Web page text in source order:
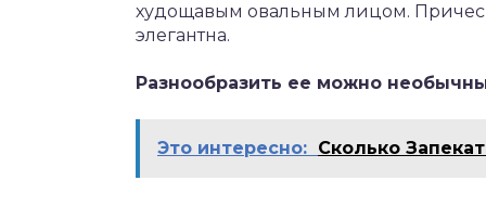
худощавым овальным лицом.
элегантна.
Разнообразить ее можно
Это интересно: Сколько